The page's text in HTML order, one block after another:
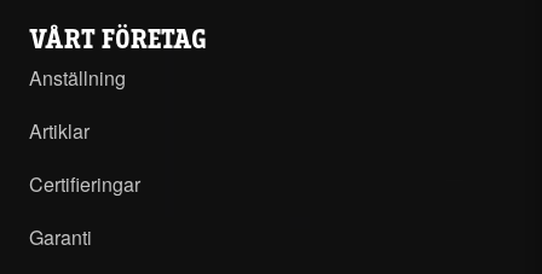
VÅRT FÖRETAG
Anställning
Artiklar
Certifieringar
Garanti